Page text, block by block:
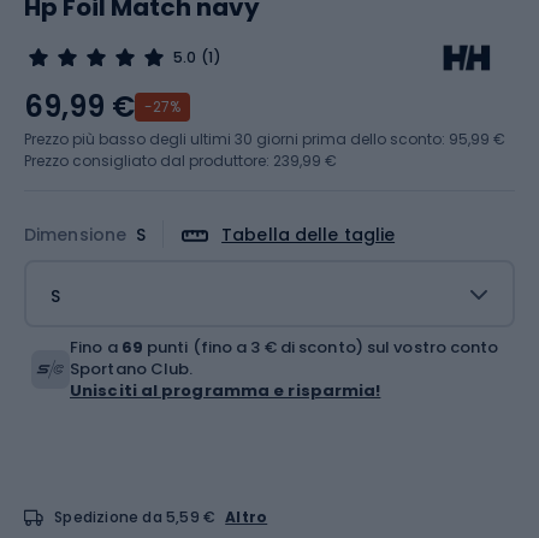
Hp Foil Match navy
5.0 (1)
Dimensione S Tabella delle taglie
S
69,99 € -27%
Prezzo più basso degli ultimi 30 giorni prima dello sconto: 95,99 €
Prezzo consigliato dal produttore: 239,99 €
Fino a 69 punti (fino a 3 € di sconto) sul vostro conto
Sportano Club.
Unisciti al programma e risparmia!
Spedizione da 5,59 € Altro